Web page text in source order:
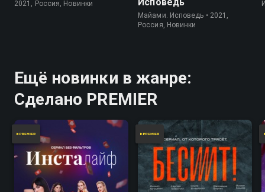
2021, Россия, Новинки
Майами. Исповедь • 2021,
Россия, Новинки
Ещё новинки в жанре:
Сделано PREMIER